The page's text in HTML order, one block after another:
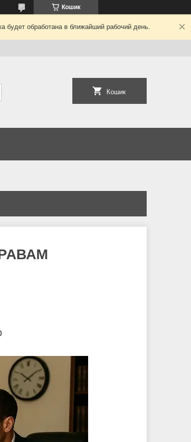
Кошик
будет обработана в ближайший рабочий день.
Кошик